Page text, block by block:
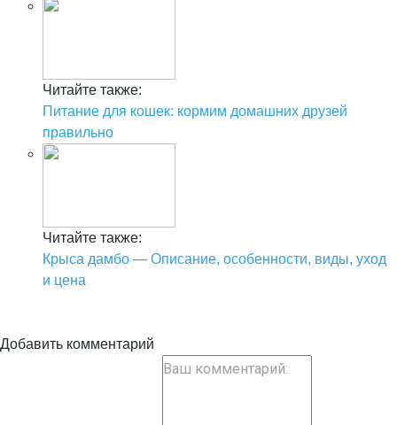
Читайте также:
Питание для кошек: кормим домашних друзей
правильно
Читайте также:
Крыса дамбо — Описание, особенности, виды, уход
и цена
Добавить комментарий